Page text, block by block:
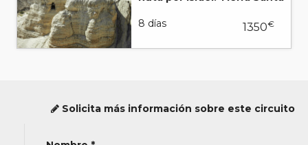
8 días 1350€
Solicita más información sobre este circuito